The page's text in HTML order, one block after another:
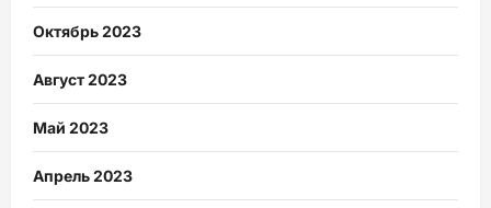
Октябрь 2023
Август 2023
Май 2023
Апрель 2023